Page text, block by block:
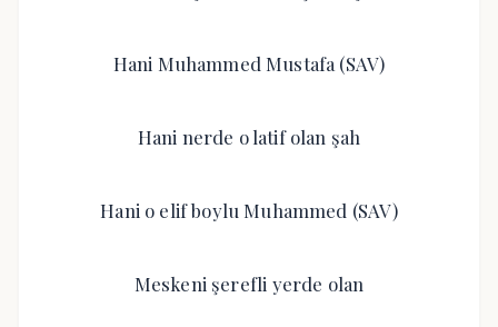
Hani Muhammed Mustafa (SAV)
Hani nerde o latif olan şah
Hani o elif boylu Muhammed (SAV)
Meskeni şerefli yerde olan